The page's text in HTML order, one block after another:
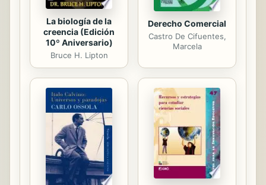
La biología de la
creencia (Edición
10º Aniversario)
Bruce H. Lipton
Derecho Comercial
Castro De Cifuentes,
Marcela